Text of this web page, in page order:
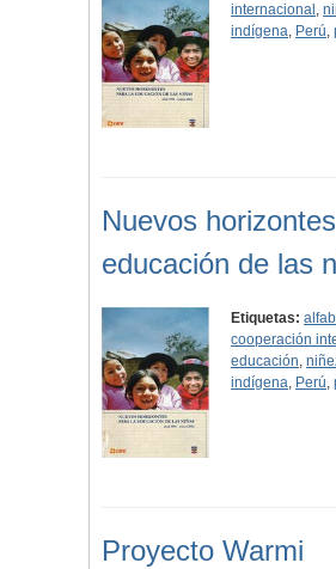
internacional ,
indígena, Perú,
Nuevos
educación de las
Etiquetas:
cooperación
educación,
indígena, Perú,
Proyecto Warmi